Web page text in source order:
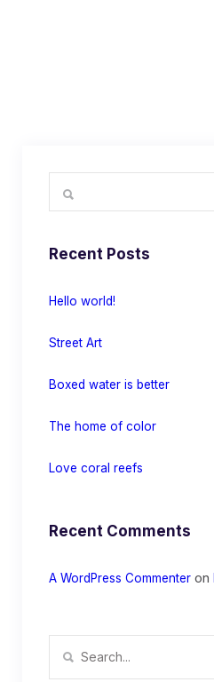
Recent Posts
Hello world!
Street Art
Boxed water is better
The home of color
Love coral reefs
Recent Comments
A WordPress Commenter on